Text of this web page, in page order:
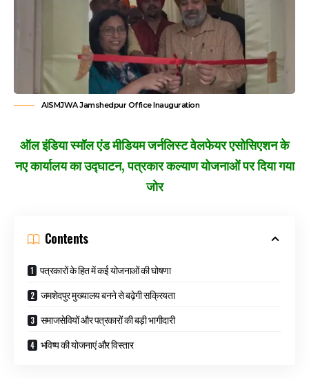
AISMJWA Jamshedpur Office Inauguration
ऑल इंडिया स्मॉल एंड मीडियम जर्नलिस्ट वेलफेयर एसोसिएशन के
नए कार्यालय का उद्घाटन, पत्रकार कल्याण योजनाओं पर दिया गया
जोर
Contents
पत्रकारों के हित में कई योजनाओं की घोषणा
जमशेदपुर मुख्यालय बनने से बढ़ेगी सक्रियता
समाजसेवियों और पत्रकारों की बड़ी भागीदारी
भविष्य की योजनाएं और विस्तार